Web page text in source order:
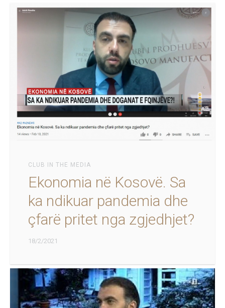
CLUB IN THE MEDIA
Ekonomia në Kosovë. Sa
ka ndikuar pandemia dhe
çfarë pritet nga zgjedhjet?
18/2/2021